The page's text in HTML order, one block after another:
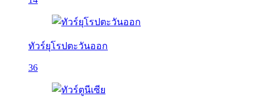
ทัวร์ยุโรปตะวันออก
36